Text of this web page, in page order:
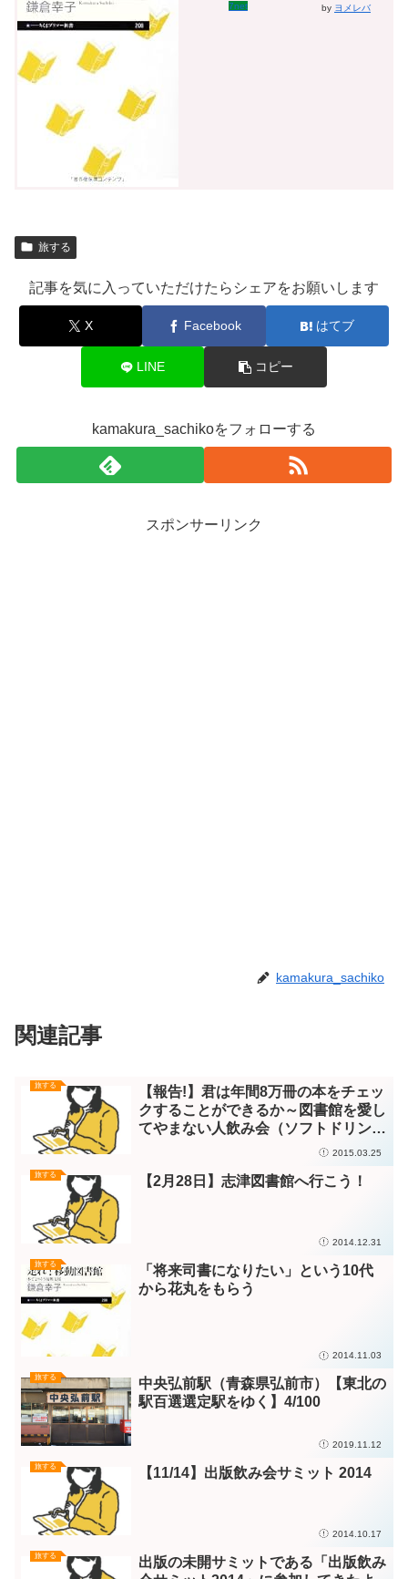
7net
by ヨメレバ
旅する
記事を気に入っていただけたらシェアをお願いします
X Facebook はてブ
LINE コピー
kamakura_sachikoをフォローする
スポンサーリンク
kamakura_sachiko
関連記事
旅する
【報告!】君は年間8万冊の本をチェッ
クすることができるか～図書館を愛し
てやまない人飲み会（ソフトドリンク
2015.03.25
旅する 【2月28日】志津図書館へ行こう！
2014.12.31
旅する
「将来司書になりたい」という10代
から花丸をもらう
2014.11.03
旅する
中央弘前駅（青森県弘前市）【東北の
駅百選選定駅をゆく】4/100
2019.11.12
旅する 【11/14】出版飲み会サミット 2014
2014.10.17
旅する
出版の未開サミットである「出版飲み